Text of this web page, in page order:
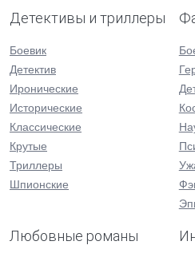
Детективы и триллеры
Боевик
Детектив
Иронические
Исторические
Классические
Крутые
Триллеры
Шпионские
Любовные романы